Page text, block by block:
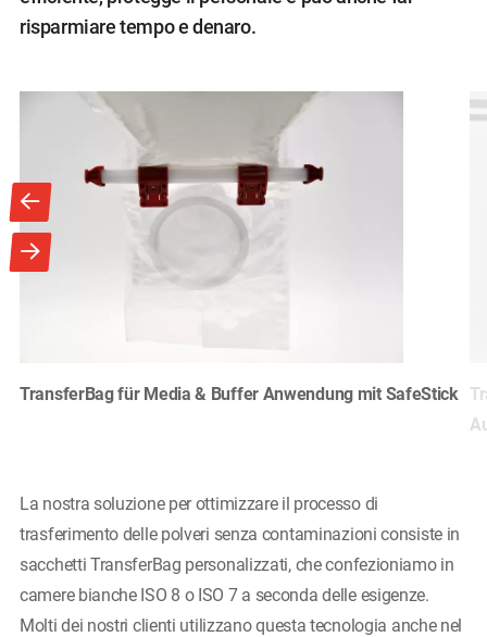
risparmiare tempo e denaro.
TransferBag für Media & Buffer Anwendung mit SafeStick
La nostra soluzione per ottimizzare il processo di
trasferimento delle polveri senza contaminazioni consiste in
sacchetti TransferBag personalizzati, che confezioniamo in
camere bianche ISO 8 o ISO 7 a seconda delle esigenze.
Molti dei nostri clienti utilizzano questa tecnologia anche nel